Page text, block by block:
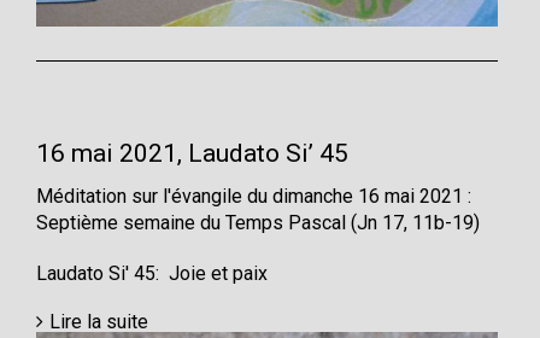
16 mai 2021, Laudato Si’ 45
Méditation sur l'évangile du dimanche 16 mai 2021 :
Septième semaine du Temps Pascal (Jn 17, 11b-19)
Laudato Si' 45: Joie et paix
Lire la suite